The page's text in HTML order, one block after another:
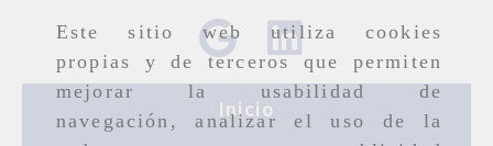
Este sitio web utiliza cookies
propias y de terceros que permiten
mejorar la usabilidad de
navegación, analizar el uso de la
Inicio